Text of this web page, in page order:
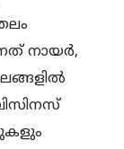
നായര്‍,